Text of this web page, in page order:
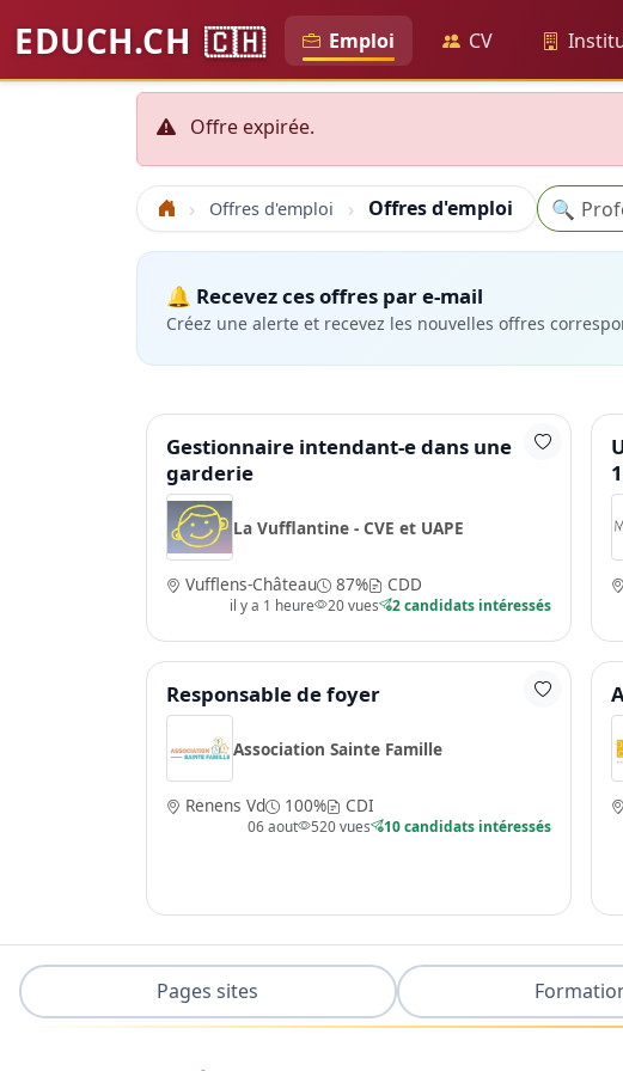
EDUCH.CH 🇨🇭 Emploi CV
Offre expirée.
Accueil Offres d'emploi Offres d'emploi Recherche
🔍
🔔 Recevez ces offres par e-mail
Créez une alerte et recevez les nouvelles offres
Gestionnaire intendant-e dans une
garderie
La Vufflantine - CVE et UAPE
Vufflens-Château 87% CDD
il y a 1 heure 20 vues 2 candidats intéressés
Responsable de foyer
Association Sainte Famille
Renens Vd 100% CDI
06 aout 520 vues 10 candidats intéressés
Pages sites